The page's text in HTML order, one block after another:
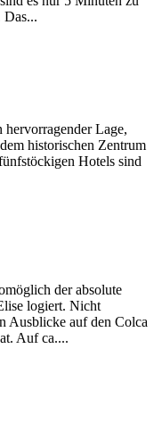
Das...
Lage,
historischen Zentrum
Hotels sind
der absolute
logiert. Nicht
Ausblicke auf den Colca
Auf ca....